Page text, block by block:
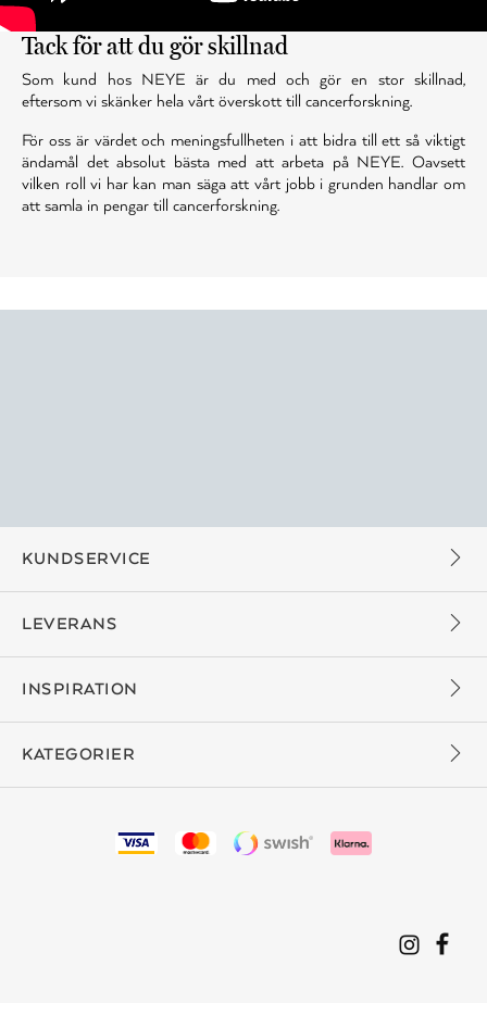
Tack för att du gör skillnad
Som kund hos NEYE är du med och gör en stor skillnad,
eftersom vi skänker hela vårt överskott till cancerforskning.
För oss är värdet och meningsfullheten i att bidra till ett så viktigt
ändamål det absolut bästa med att arbeta på NEYE. Oavsett
vilken roll vi har kan man säga att vårt jobb i grunden handlar om
att samla in pengar till cancerforskning.
KUNDSERVICE
LEVERANS
INSPIRATION
KATEGORIER